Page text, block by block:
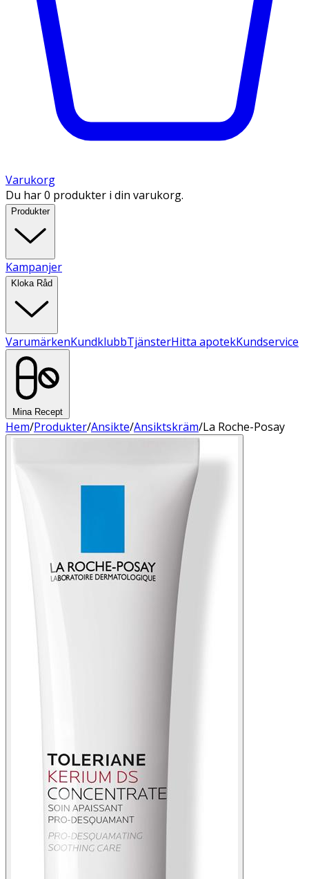
Varukorg
Du har 0 produkter i din varukorg.
Produkter
Kampanjer
Kloka Råd
VarumärkenKundklubbTjänsterHitta apotekKundservice
Mina Recept
Hem/Produkter/Ansikte/Ansiktskräm/La Roche-Posay